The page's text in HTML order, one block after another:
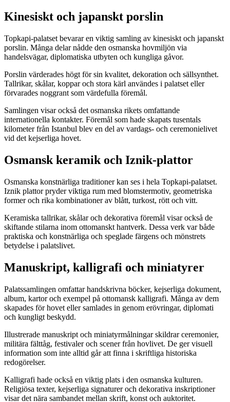
Kinesiskt och japanskt porslin
Topkapi-palatset bevarar en viktig samling av kinesiskt och japanskt
porslin. Många delar nådde den osmanska hovmiljön via
handelsvägar, diplomatiska utbyten och kungliga gåvor.
Porslin värderades högt för sin kvalitet, dekoration och sällsynthet.
Tallrikar, skålar, koppar och stora kärl användes i palatset eller
förvarades noggrant som värdefulla föremål.
Samlingen visar också det osmanska rikets omfattande
internationella kontakter. Föremål som hade skapats tusentals
kilometer från Istanbul blev en del av vardags- och ceremonielivet
vid det kejserliga hovet.
Osmansk keramik och Iznik-plattor
Osmanska konstnärliga traditioner kan ses i hela Topkapi-palatset.
Iznik plattor pryder viktiga rum med blomstermotiv, geometriska
former och rika kombinationer av blått, turkost, rött och vitt.
Keramiska tallrikar, skålar och dekorativa föremål visar också de
skiftande stilarna inom ottomanskt hantverk. Dessa verk var både
praktiska och konstnärliga och speglade färgens och mönstrets
betydelse i palatslivet.
Manuskript, kalligrafi och miniatyrer
Palatssamlingen omfattar handskrivna böcker, kejserliga dokument,
album, kartor och exempel på ottomansk kalligrafi. Många av dem
skapades för hovet eller samlades in genom erövringar, diplomati
och kungligt beskydd.
Illustrerade manuskript och miniatyrmålningar skildrar ceremonier,
militära fälttåg, festivaler och scener från hovlivet. De ger visuell
information som inte alltid går att finna i skriftliga historiska
redogörelser.
Kalligrafi hade också en viktig plats i den osmanska kulturen.
Religiösa texter, kejserliga signaturer och dekorativa inskriptioner
visar det nära sambandet mellan skrift, konst och auktoritet.